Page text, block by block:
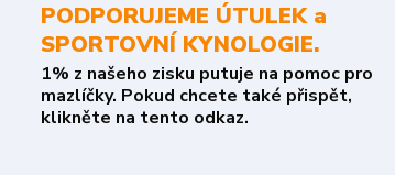
PODPORUJEME ÚTULEK a
SPORTOVNÍ KYNOLOGIE.
1% z našeho zisku putuje na pomoc pro
mazlíčky. Pokud chcete také přispět,
klikněte na tento odkaz.